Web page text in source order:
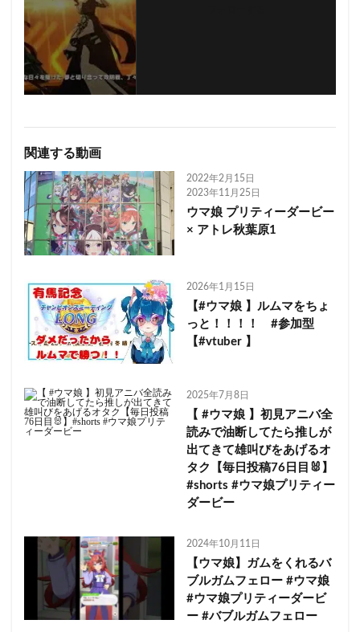
関連する動画
2022年2月15日
2023年11月25日
ウマ娘 プリティーダービー
× アトレ秋葉原1
2026年1月15日
【#ウマ娘 】ルムマをちょ
っと！！！！ #参加型
【#vtuber 】
2025年7月8日
【 #ウマ娘 】初見アニバ全
読みで油断してたら推しが
出てきて雄叫びをあげるオ
タク【毎日投稿76日目🐰】
#shorts #ウマ娘プリティー
ダービー
2024年10月11日
【ウマ娘】ガムをくれるバ
ブルガムフェロー #ウマ娘
#ウマ娘プリティーダービ
ー #バブルガムフェロー